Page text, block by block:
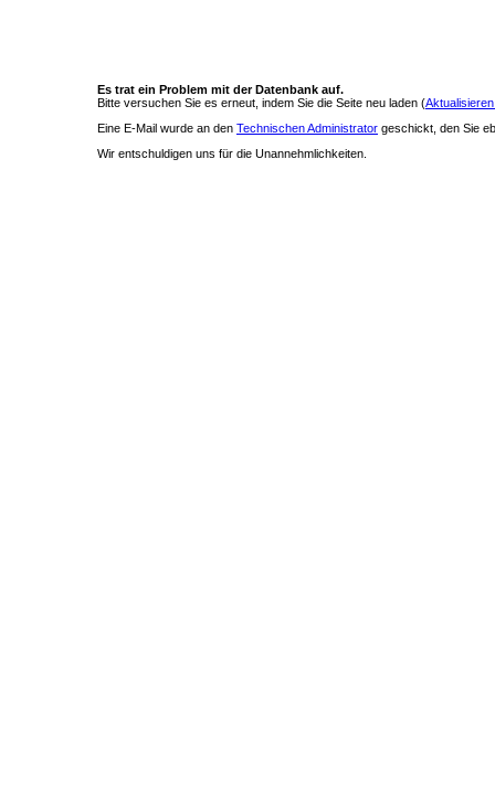
Es trat ein Problem mit der Datenbank auf.
Bitte versuchen Sie es erneut, indem Sie die Seite neu laden (
Eine E-Mail wurde an den Technischen Administrator geschickt, den Sie
Wir entschuldigen uns für die Unannehmlichkeiten.